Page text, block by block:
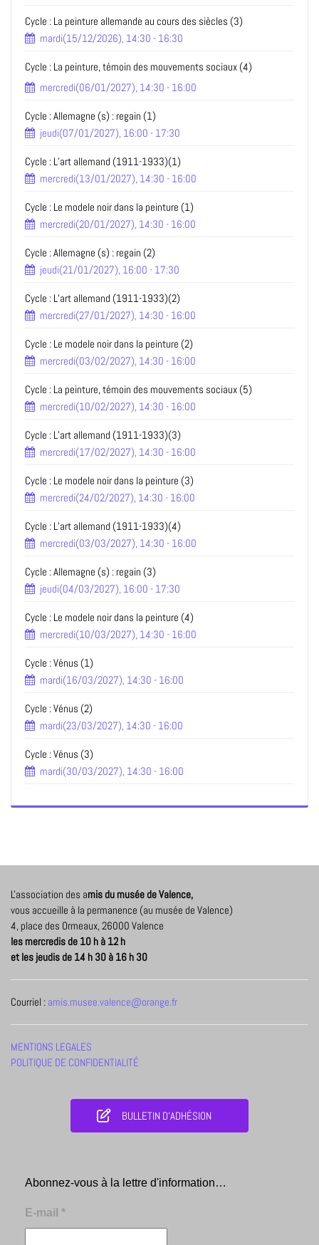
Cycle : La peinture allemande au cours des siècles (3)
mardi(15/12/2026), 14:30 - 16:30
Cycle : La peinture, témoin des mouvements sociaux (4)
mercredi(06/01/2027), 14:30 - 16:00
Cycle : Allemagne (s) : regain (1)
jeudi(07/01/2027), 16:00 - 17:30
Cycle : L’art allemand (1911-1933)(1)
mercredi(13/01/2027), 14:30 - 16:00
Cycle : Le modele noir dans la peinture (1)
mercredi(20/01/2027), 14:30 - 16:00
Cycle : Allemagne (s) : regain (2)
jeudi(21/01/2027), 16:00 - 17:30
Cycle : L’art allemand (1911-1933)(2)
mercredi(27/01/2027), 14:30 - 16:00
Cycle : Le modele noir dans la peinture (2)
mercredi(03/02/2027), 14:30 - 16:00
Cycle : La peinture, témoin des mouvements sociaux (5)
mercredi(10/02/2027), 14:30 - 16:00
Cycle : L’art allemand (1911-1933)(3)
mercredi(17/02/2027), 14:30 - 16:00
Cycle : Le modele noir dans la peinture (3)
mercredi(24/02/2027), 14:30 - 16:00
Cycle : L’art allemand (1911-1933)(4)
mercredi(03/03/2027), 14:30 - 16:00
Cycle : Allemagne (s) : regain (3)
jeudi(04/03/2027), 16:00 - 17:30
Cycle : Le modele noir dans la peinture (4)
mercredi(10/03/2027), 14:30 - 16:00
Cycle : Vénus (1)
mardi(16/03/2027), 14:30 - 16:00
Cycle : Vénus (2)
mardi(23/03/2027), 14:30 - 16:00
Cycle : Vénus (3)
mardi(30/03/2027), 14:30 - 16:00
L'association des amis du musée de Valence,
vous accueille à la permanence (au musée de Valence)
4, place des Ormeaux, 26000 Valence
les mercredis de 10 h à 12 h
et les jeudis de 14 h 30 à 16 h 30
Courriel : amis.musee.valence@orange.fr
MENTIONS LEGALES
POLITIQUE DE CONFIDENTIALITÉ
BULLETIN D'ADHÉSION
Abonnez-vous à la lettre d'information…
E-mail *